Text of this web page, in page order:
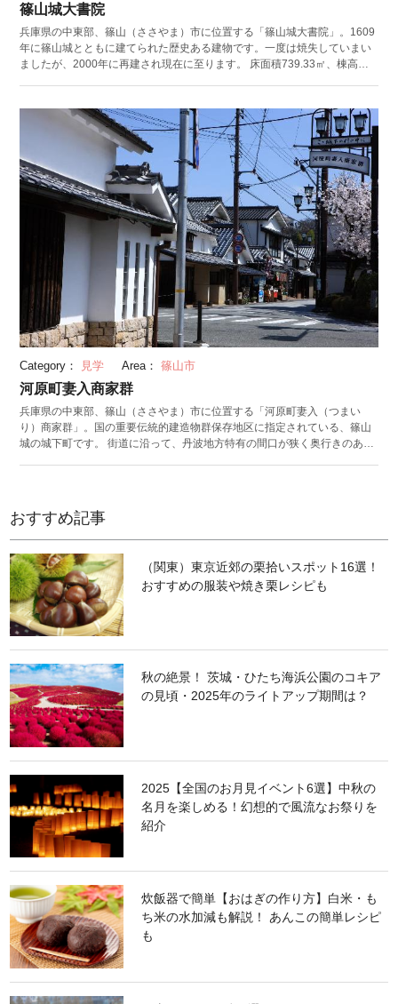
篠山城大書院
兵庫県の中東部、篠山（ささやま）市に位置する「篠山城大書院」。1609
年に篠山城とともに建てられた歴史ある建物です。一度は焼失していまい
ましたが、2000年に再建され現在に至ります。 床面積739.33㎡、棟高
大きく、その規模は二条城の「二の丸御殿遠侍」に匹敵するほど。二の丸
御殿遠侍は将軍が宿として利用した過去もある第一級の建物で、それを踏
まえると篠山城大書院の規模の凄さがわかります。 周辺には、そばや黒
豆、猪の肉を使う郷土料理の店があります。イベントも多く、年初には大
書院にて書き初め大会、秋には篠山城が戦国ムードに染まる「戦国祭」が
開催されます。
Category： 見学 Area： 篠山市
河原町妻入商家群
兵庫県の中東部、篠山（ささやま）市に位置する「河原町妻入（つまい
り）商家群」。国の重要伝統的建造物群保存地区に指定されている、篠山
城の城下町です。 街道に沿って、丹波地方特有の間口が狭く奥行きのある
名物の黒豆パンを味わうことも楽しみ方の一つです。 周辺には、国指定重
要文化財の春日神社能舞台がある「春日神社」や明治時代の裁判所の建物
を使い、王地山焼の品々などを展示している「篠山市立歴史美術館」があ
ります。
おすすめ記事
（関東）東京近郊の栗拾いスポット16選！
おすすめの服装や焼き栗レシピも
秋の絶景！ 茨城・ひたち海浜公園のコキア
の見頃・2025年のライトアップ期間は？
2025【全国のお月見イベント6選】中秋の
名月を楽しめる！幻想的で風流なお祭りを
紹介
炊飯器で簡単【おはぎの作り方】白米・も
ち米の水加減も解説！ あんこの簡単レシピ
も